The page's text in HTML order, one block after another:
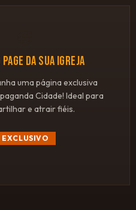
DA SUA IGREJA
uma página exclusiva
Cidade! Ideal para
e atrair fiéis.
EXCLUSIVO